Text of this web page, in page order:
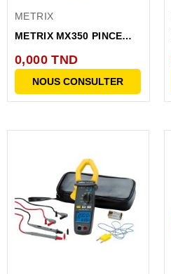
METRIX
METRIX MX350 PINCE
(BLISTER)
0,000 TND
NOUS CONSULTER